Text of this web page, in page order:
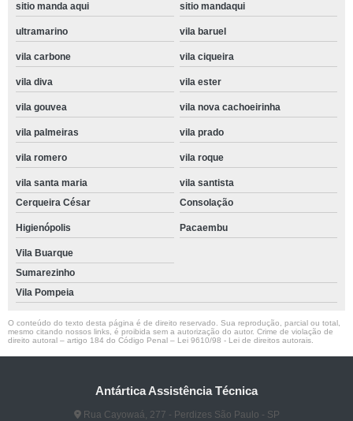
sitio manda aqui sitio mandaqui
ultramarino vila baruel
vila carbone vila ciqueira
vila diva vila ester
vila gouvea vila nova cachoeirinha
vila palmeiras vila prado
vila romero vila roque
vila santa maria
vila santista
Cerqueira César
Consolação
Higienópolis Pacaembu
Vila Buarque
Sumarezinho
Vila Pompeia
O conteúdo do texto desta página é de direito reservado. Sua reprodução, parcial ou total,
mesmo citando nossos links, é proibida sem a autorização do autor. Crime de violação de
direito autoral – artigo 184 do Código Penal – Lei 9610/98 - Lei de direitos autorais
Antártica Assistência Técnica
Rua Cayowaá, 277 - Perdizes São Paulo - SP